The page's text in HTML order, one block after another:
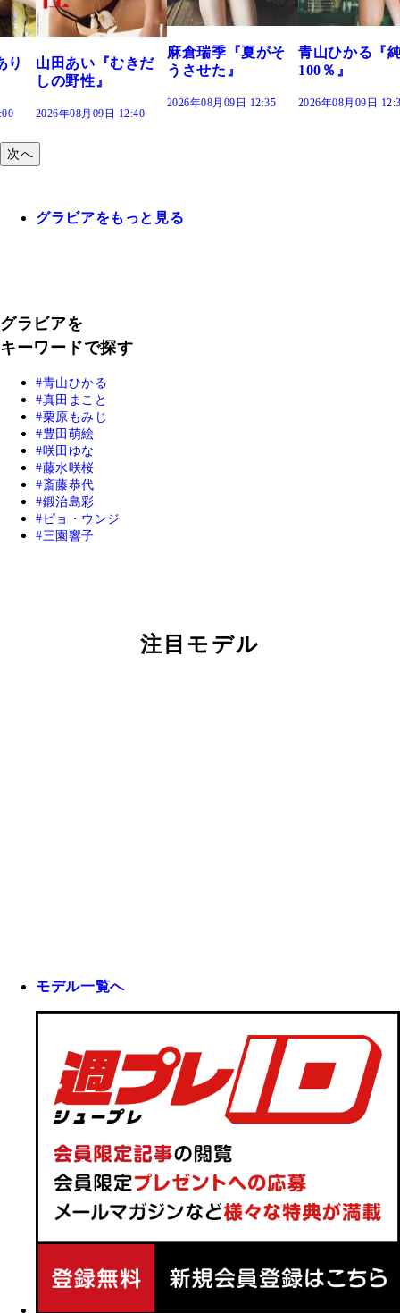
だ
麻倉瑞季『夏がそ
うさせた』
青山ひかる『純度
100％』
2026年08月09日 12:30
2026年08月09日
次へ
グラビアをもっと見る
グラビアを
キーワードで探す
青山ひかる
真田まこと
栗原もみじ
豊田萌絵
咲田ゆな
藤水咲桜
斎藤恭代
鍛治島彩
ピョ・ウンジ
三園響子
注目モデル
モデル一覧へ